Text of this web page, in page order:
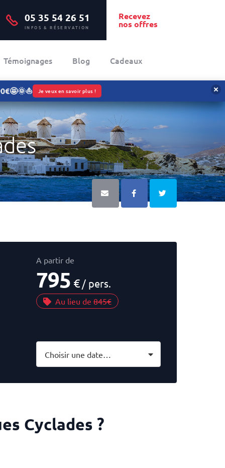
05 35 54 26 51
INFOS & RÉSERVATION
Recevez
nos offres
Témoignages Blog Cadeaux
Je veux en savoir plus !
A partir de
795 € / pers.
Au lieu de845€
Choisir une date…
Cyclades ?